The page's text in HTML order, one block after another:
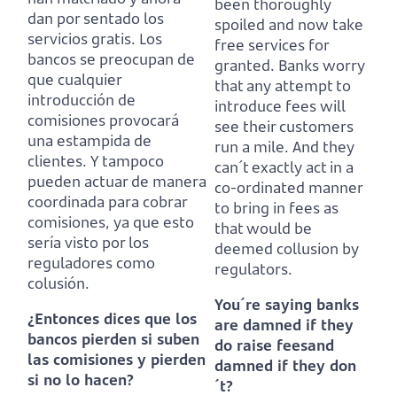
dan por sentado los
servicios gratis. Los
bancos se preocupan de
que cualquier
introducción de
comisiones provocará
una estampida de
clientes. Y tampoco
pueden actuar de manera
coordinada para cobrar
comisiones, ya que esto
sería visto por los
reguladores como
colusión.
¿Entonces dices que los
bancos pierden si suben
las comisiones y pierden
si no lo hacen?
spoiled and now take
free services for
granted. Banks worry
that any attempt to
introduce fees will
see their customers
run a mile. And they
can´t exactly act in a
co-ordinated manner
to bring in fees as
that would be
deemed collusion by
regulators.
You´re saying banks
are damned if they
do raise feesand
damned if they don
´t?